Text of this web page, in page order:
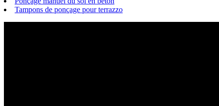
Tampons de ponçage pour terrazzo